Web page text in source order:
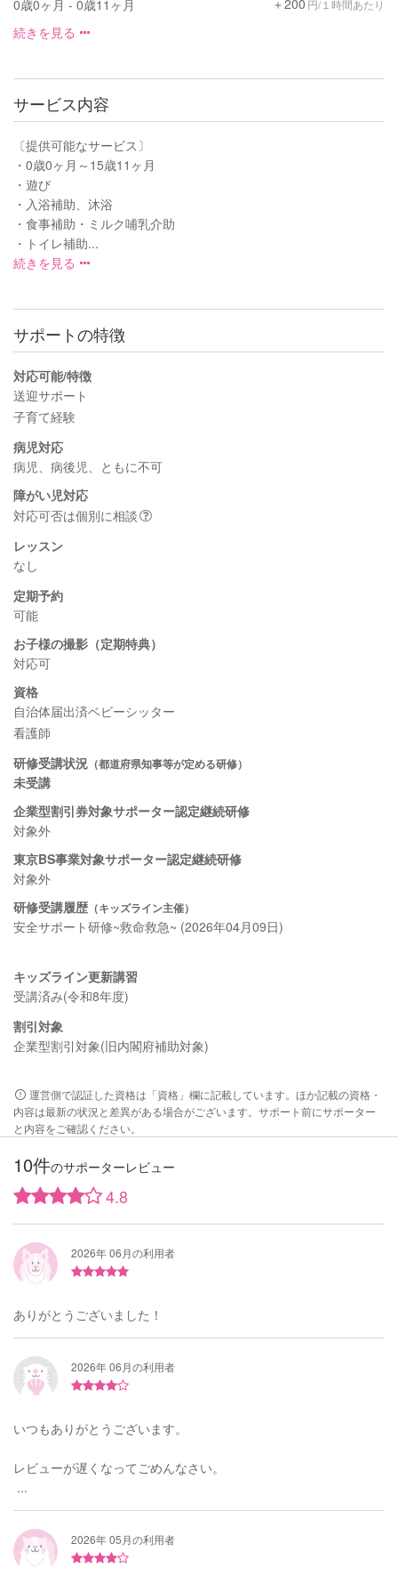
0歳0ヶ月 - 0歳11ヶ月
円/１時間あたり
続きを見る
サービス内容
〔提供可能なサービス〕
・0歳0ヶ月～15歳11ヶ月
・遊び
・入浴補助、沐浴
・食事補助・ミルク哺乳介助
・トイレ補助...
続きを見る
サポートの特徴
対応可能/特徴
送迎サポート
子育て経験
病児対応
病児、病後児、ともに不可
障がい児対応
対応可否は個別に相談
レッスン
なし
定期予約
可能
お子様の撮影（定期特典）
対応可
資格
自治体届出済ベビーシッター
看護師
研修受講状況 （都道府県知事等が定める研修）
未受講
企業型割引券対象サポーター認定継続研修
対象外
東京BS事業対象サポーター認定継続研修
対象外
研修受講履歴 （キッズライン主催）
安全サポート研修~救命救急~ (2026年04月09日)
キッズライン更新講習
受講済み(令和8年度)
割引対象
企業型割引対象(旧内閣府補助対象)
運営側で認証した資格は「資格」欄に記載しています。ほか記載の資格・
内容は最新の状況と差異がある場合がございます。サポート前にサポーター
と内容をご確認ください。
10件のサポーターレビュー
4.8
2026年 06月の利用者
ありがとうございました！
2026年 06月の利用者
いつもありがとうございます。
レビューが遅くなってごめんなさい。
...
2026年 05月の利用者